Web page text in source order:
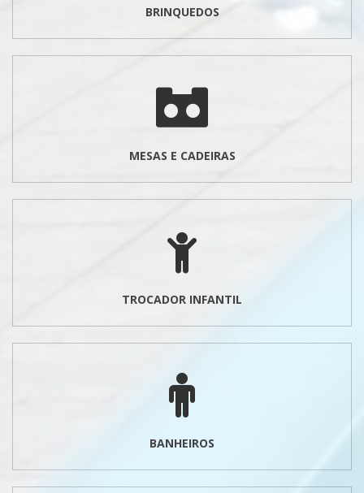
BRINQUEDOS
MESAS E CADEIRAS
TROCADOR INFANTIL
BANHEIROS